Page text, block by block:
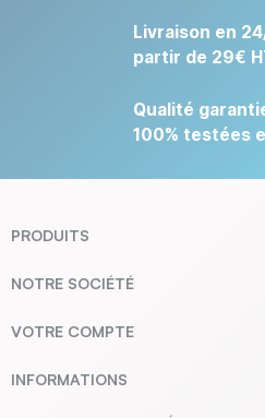
Livraison en
partir de 29€
Qualité
100% testées
PRODUITS
NOTRE SOCIÉTÉ
VOTRE COMPTE
INFORMATIONS